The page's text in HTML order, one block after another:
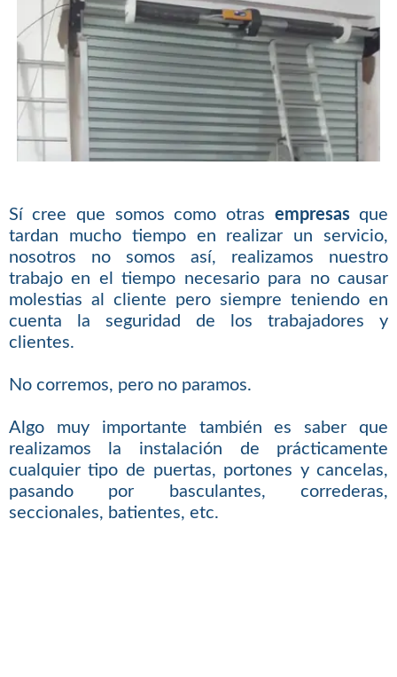
Sí cree que somos como otras empresasque
tardan mucho tiempo en realizar un servicio,
nosotros no somos así, realizamos nuestro
trabajo en el tiempo necesario para no causar
molestias al cliente pero siempre teniendo en
cuenta la seguridad de los trabajadores y
clientes.
No corremos, pero no paramos.
Algo muy importante también es saber que
realizamos la instalación de prácticamente
cualquier tipo de puertas, portones y cancelas,
pasando por basculantes, correderas,
seccionales, batientes, etc.